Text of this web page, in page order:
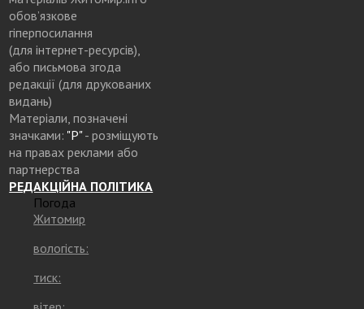
обов’язкове
гіперпосилання
(для інтернет-ресурсів),
або письмова згода
редакції (для друкованих
видань)
Матеріали, позначені
значками: "Р"- розміщують
на правах реклами або
партнерства
РЕДАКЦІЙНА ПОЛІТИКА
Погода
Житомир
вологість:
тиск: